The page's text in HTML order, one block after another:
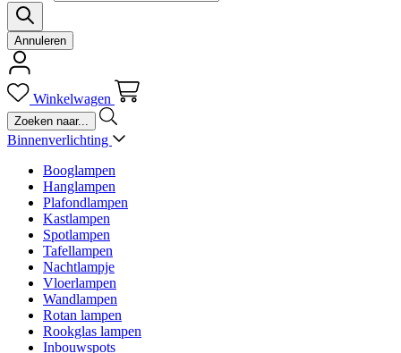
Annuleren
Winkelwagen
Binnenverlichting
Booglampen
Hanglampen
Plafondlampen
Kastlampen
Spotlampen
Tafellampen
Nachtlampje
Vloerlampen
Wandlampen
Rotan lampen
Rookglas lampen
Inbouwspots